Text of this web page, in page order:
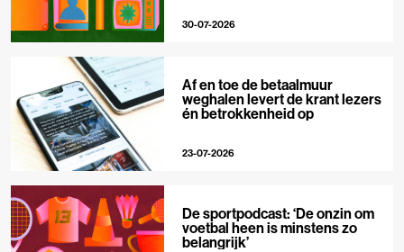
30-07-2026
Af en toe de betaalmuur
weghalen levert de krant lezers
én betrokkenheid op
23-07-2026
De sportpodcast: ‘De onzin om
voetbal heen is minstens zo
belangrijk’